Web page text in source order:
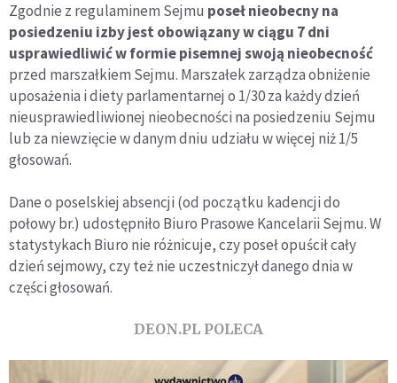
Zgodnie z regulaminem Sejmu poseł nieobecny na
posiedzeniu izby jest obowiązany w ciągu 7 dni
usprawiedliwić w formie pisemnej swoją nieobecność
przed marszałkiem Sejmu. Marszałek zarządza obniżenie
uposażenia i diety parlamentarnej o 1/30 za każdy dzień
nieusprawiedliwionej nieobecności na posiedzeniu Sejmu
lub za niewzięcie w danym dniu udziału w więcej niż 1/5
głosowań.
Dane o poselskiej absencji (od początku kadencji do
połowy br.) udostępniło Biuro Prasowe Kancelarii Sejmu. W
statystykach Biuro nie różnicuje, czy poseł opuścił cały
dzień sejmowy, czy też nie uczestniczył danego dnia w
części głosowań.
DEON.PL POLECA